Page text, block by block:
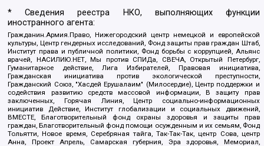
* Сведения реестра НКО, выполняющих функции
иностранного агента:
Гражданин.Армия.Право, Нижегородский центр немецкой и европейской
культуры, Центр гендерных исследований, Фонд защиты прав граждан Штаб,
Институт права и публичной политики, Фонд борьбы с коррупцией, Альянс
врачей, НАСИЛИЮ.НЕТ, Мы против СПИДа, СВЕЧА, Открытый Петербург,
Гуманитарное действие, Лига Избирателей, Правовая инициатива,
Гражданская инициатива против экологической преступности,
Гражданский Союз, "Хасдей Ерушалаим" (Милосердие), Центр поддержки и
содействия развитию средств массовой информации, В защиту прав
заключенных, Горячая Линия, Центр социально-информационных
инициатив Действие, Институт глобализации и социальных движений,
ВМЕСТЕ, Благотворительный фонд охраны здоровья и защиты прав
граждан, Благотворительный фонд помощи осужденным и их семьям, Фонд
Тольятти, Новое время, Серебряная тайга, Так-Так-Так, центр Сова, центр
Анна, Проект Апрель, Самарская губерния, Эра здоровья, Мемориал,